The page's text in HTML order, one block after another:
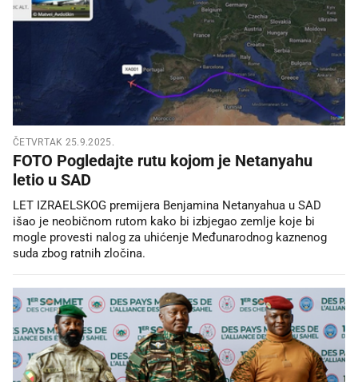
ČETVRTAK 25.9.2025.
FOTO Pogledajte rutu kojom je Netanyahu
letio u SAD
LET IZRAELSKOG premijera Benjamina Netanyahua u SAD
išao je neobičnom rutom kako bi izbjegao zemlje koje bi
mogle provesti nalog za uhićenje Međunarodnog kaznenog
suda zbog ratnih zločina.